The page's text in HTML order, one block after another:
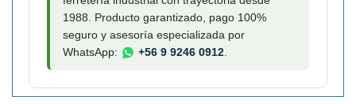
1988. Producto garantizado, pago 100%
seguro y asesoría especializada por
WhatsApp:
+56 9 9246 0912